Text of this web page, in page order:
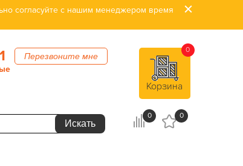
согласуйте с нашим менеджером время
Перезвоните мне
Корзина
0
0 0